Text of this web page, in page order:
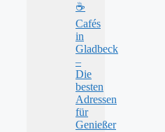
☕
Cafés
in
Gladbeck
–
Die
besten
Adressen
für
Genießer